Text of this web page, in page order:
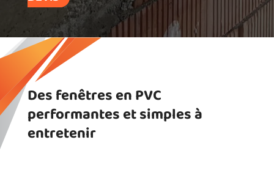
Des fenêtres en PVC
performantes et simples à
entretenir